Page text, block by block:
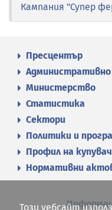
Кампания "Супер
Пресцентър
Административно
Министерство
Статистика
Сектори
Политики и
Профил на
Нормативни
Този уебсайт